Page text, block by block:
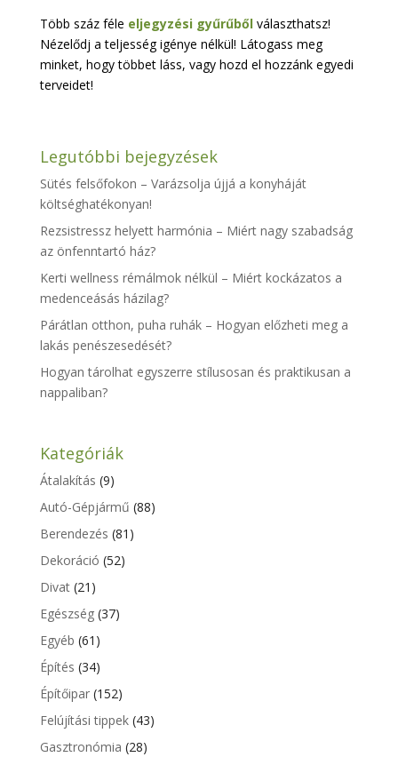
Több száz féle eljegyzési gyűrűből választhatsz!
Nézelődj a teljesség igénye nélkül! Látogass meg
minket, hogy többet láss, vagy hozd el hozzánk egyedi
terveidet!
Legutóbbi bejegyzések
Sütés felsőfokon – Varázsolja újjá a konyháját
költséghatékonyan!
Rezsistressz helyett harmónia – Miért nagy szabadság
az önfenntartó ház?
Kerti wellness rémálmok nélkül – Miért kockázatos a
medenceásás házilag?
Párátlan otthon, puha ruhák – Hogyan előzheti meg a
lakás penészesedését?
Hogyan tárolhat egyszerre stílusosan és praktikusan a
nappaliban?
Kategóriák
Átalakítás (9)
Autó-Gépjármű (88)
Berendezés (81)
Dekoráció (52)
Divat(21)
Egészség(37)
Egyéb (61)
Építés (34)
Építőipar(152)
Felújítási tippek(43)
Gasztronómia (28)